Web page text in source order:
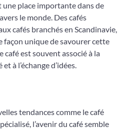
une place importante dans de
le monde. Des cafés
cafés branchés en Scandinavie,
façon unique de savourer cette
café est souvent associé à la
à l’échange d’idées.
tendances comme le café
l’avenir du café semble